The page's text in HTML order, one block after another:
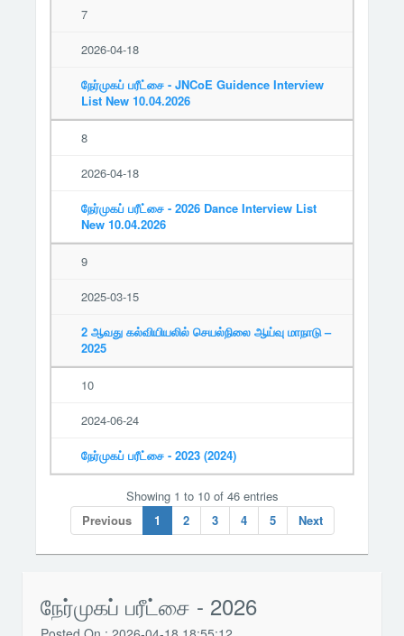
7
2026-04-18
நேர்முகப் பரீட்சை - JNCoE Guidence Interview
List New 10.04.2026
8
2026-04-18
நேர்முகப் பரீட்சை - 2026 Dance Interview List
New 10.04.2026
9
2025-03-15
2 ஆவது கல்வியியலில் செயல்நிலை ஆய்வு மாநாடு –
2025
10
2024-06-24
நேர்முகப் பரீட்சை - 2023 (2024)
Showing 1 to 10 of 46 entries
Previous
1 2 3 4 5 Next
நேர்முகப் பரீட்சை - 2026